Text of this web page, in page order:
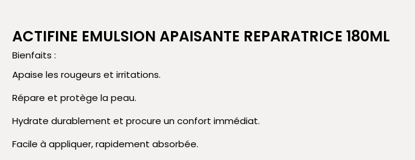
ACTIFINE EMULSION APAISANTE REPARATRICE 180ML
Bienfaits :
Apaise les rougeurs et irritations.
Répare et protège la peau.
Hydrate durablement et procure un confort immédiat.
Facile à appliquer, rapidement absorbée.